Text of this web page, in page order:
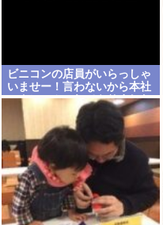
ビニコンの店員がいらっしゃ
いませー！言わないから本社
にクレームいれてやりました
よ！www